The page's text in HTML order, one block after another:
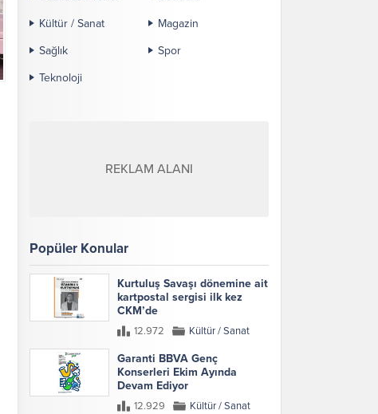
Kültür / Sanat
Magazin
Sağlık
Spor
Teknoloji
REKLAM ALANI
Popüler Konular
Kurtuluş Savaşı dönemine ait
kartpostal sergisi ilk kez
CKM’de
12.972 Kültür / Sanat
Garanti BBVA Genç
Konserleri Ekim Ayında
Devam Ediyor
12.929 Kültür / Sanat